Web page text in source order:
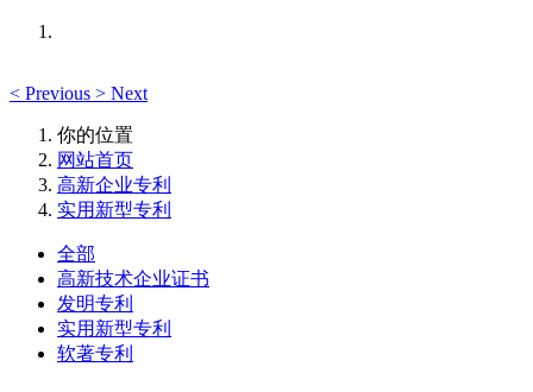
< Previous > Next
你的位置
网站首页
高新企业专利
实用新型专利
全部
高新技术企业证书
发明专利
实用新型专利
软著专利